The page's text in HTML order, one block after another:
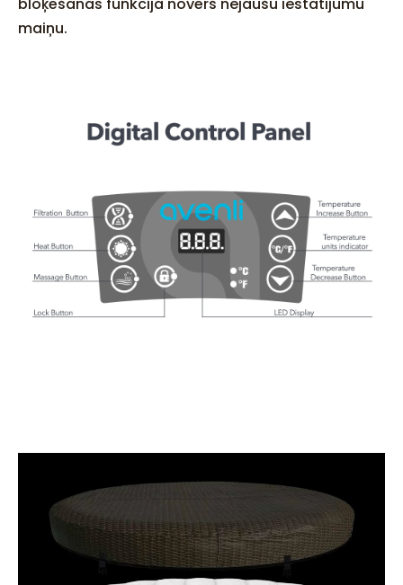
maiņu.